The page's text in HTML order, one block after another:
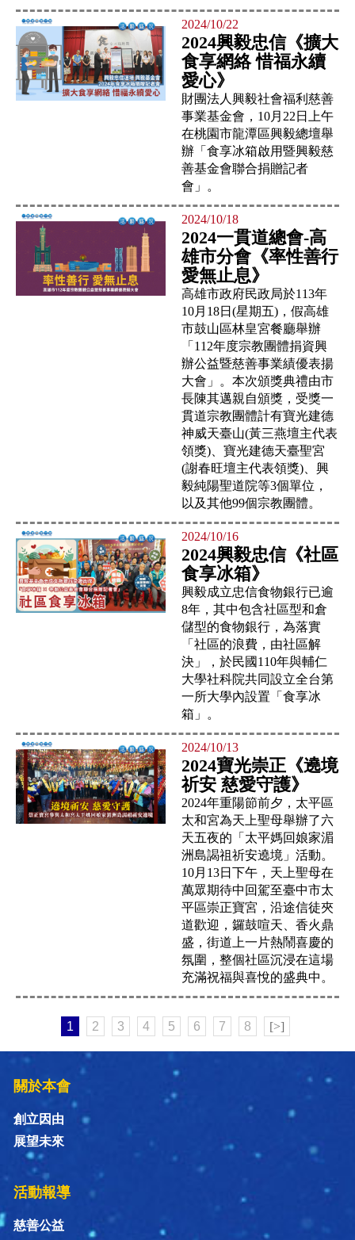
2024/10/22
2024興毅忠信《擴大
食享網絡 惜福永續
愛心》
財團法人興毅社會福利慈善
事業基金會，10月22日上午
在桃園市龍潭區興毅總壇舉
辦「食享冰箱啟用暨興毅慈
善基金會聯合捐贈記者
會」。
2024/10/18
2024一貫道總會-高
雄市分會《率性善行
愛無止息》
高雄市政府民政局於113年
10月18日(星期五)，假高雄
市鼓山區林皇宮餐廳舉辦
「112年度宗教團體捐資興
辦公益暨慈善事業績優表揚
大會」。本次頒獎典禮由市
長陳其邁親自頒獎，受獎一
貫道宗教團體計有寶光建德
神威天臺山(黃三燕壇主代表
領獎)、寶光建德天臺聖宮
(謝春旺壇主代表領獎)、興
毅純陽聖道院等3個單位，
以及其他99個宗教團體。
2024/10/16
2024興毅忠信《社區
食享冰箱》
興毅成立忠信食物銀行已逾
8年，其中包含社區型和倉
儲型的食物銀行，為落實
「社區的浪費，由社區解
決」，於民國110年與輔仁
大學社科院共同設立全台第
一所大學內設置「食享冰
箱」。
2024/10/13
2024寶光崇正《遶境
祈安 慈愛守護》
2024年重陽節前夕，太平區
太和宮為天上聖母舉辦了六
天五夜的「太平媽回娘家湄
洲島謁祖祈安遶境」活動。
10月13日下午，天上聖母在
萬眾期待中回駕至臺中市太
平區崇正寶宮，沿途信徒夾
道歡迎，鑼鼓喧天、香火鼎
盛，街道上一片熱鬧喜慶的
氛圍，整個社區沉浸在這場
充滿祝福與喜悅的盛典中。
1 2 3 4 5 6 7 8 [>]
關於本會
創立因由
展望未來
活動報導
慈善公益